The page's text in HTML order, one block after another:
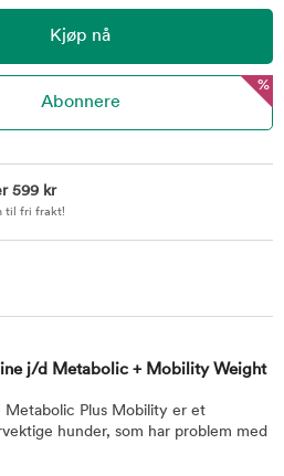
%
599 kr
til fri frakt!
j/d Metabolic + Mobility Weight
Metabolic Plus Mobility er et
hunder, som har problem med